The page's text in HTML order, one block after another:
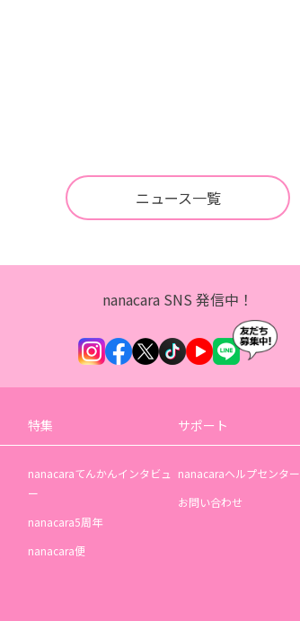
ニュース一覧
nanacara SNS 発信中！
特集
nanacaraてんかんインタビュ
ー
nanacara5周年
nanacara便
サポート
nanacaraヘルプセンター
お問い合わせ